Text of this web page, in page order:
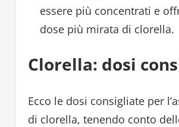
essere più concentrati e
dose più mirata di clorella.
Clorella: dosi
Ecco le dosi consigliate per
di clorella, tenendo conto